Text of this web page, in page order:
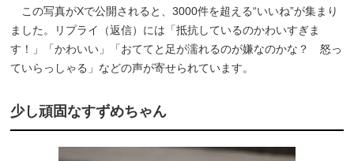
この写真がXで公開されると、3000件を超える“いいね”が集まり
ました。リプライ（返信）には「抵抗しているのかわいすぎま
す！」「かわいい」「おててと足が濡れるのが嫌なのかな？ 怒っ
ていらっしゃる」などの声が寄せられています。
少し頑固なすずめちゃん